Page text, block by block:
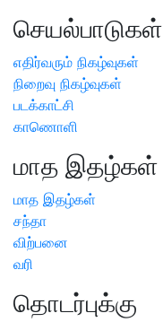
செயல்பாடுகள்
எதிர்வரும் நிகழ்வுகள்
நிறைவு நிகழ்வுகள்
படக்காட்சி
காணொளி
மாத இதழ்கள்
மாத இதழ்கள்
சந்தா
விற்பனை
வரி
தொடர்புக்கு